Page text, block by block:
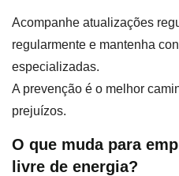
Acompanhe atualizações
regularmente e mantenha
especializadas.
A prevenção é o melhor
prejuízos.
O que muda para
livre de energia?